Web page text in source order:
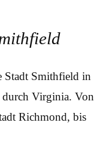
Stadt Smithfield in
Virginia. Von
Richmond, bis